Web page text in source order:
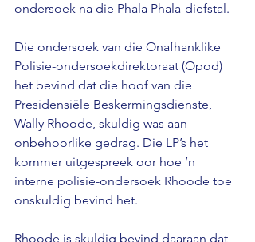
ondersoek na die Phala Phala-diefstal.
Die ondersoek van die Onafhanklike
Polisie-ondersoekdirektoraat (Opod)
het bevind dat die hoof van die
Presidensiële Beskermingsdienste,
Wally Rhoode, skuldig was aan
onbehoorlike gedrag. Die LP’s het
kommer uitgespreek oor hoe ’n
interne polisie-ondersoek Rhoode toe
onskuldig bevind het.
Rhoode is skuldig bevind daaraan dat